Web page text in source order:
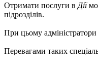
Отримати послуги в Дії
підрозділів.
При цьому
Перевагами таких